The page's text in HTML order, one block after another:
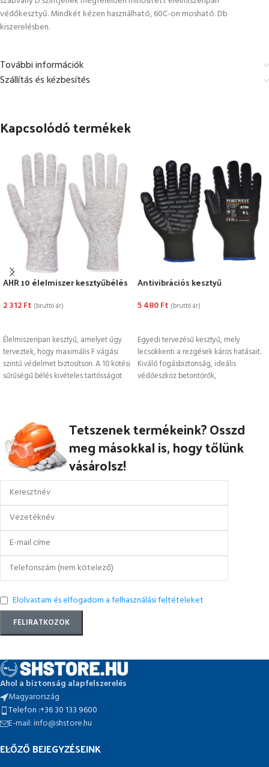
védőkesztyű. Mindkét kézen használható, 60C-on mosható. Db
kiszerelésben.
További információk
Szállítás és kézbesítés
Kapcsolódó termékek
AHR 10 élelmiszer kesztyűbélés
2 312Ft (bruttó ár)
Élelmiszeripari kesztyű, amelyet úgy
terveztek, hogy maximális F vágási
szintű védelmet biztosítson. A 10 kötési
sűrűségű bélés kivételes tartósságot
Antivibrációs kesztyű
5 480Ft (bruttó ár)
Egyedi tervezésű kesztyű, mely
lecsökkenti a rezgések káros hatásait.
Kiváló fogásbiztonság, ideális
védőeszköz betontörők,
Tetszenek termékeink? Osszd
meg másokkal is, hogy tőlünk
vásárolsz!
Elolvastam és elfogadom a felhasználási feltételeket
Ahol a biztonság alapfelszerelés
Magyarország
Telefon :+36 30 133 9600
E-mail: info@shstore.hu
ELŐZŐ BEJEGYZÉSEINK